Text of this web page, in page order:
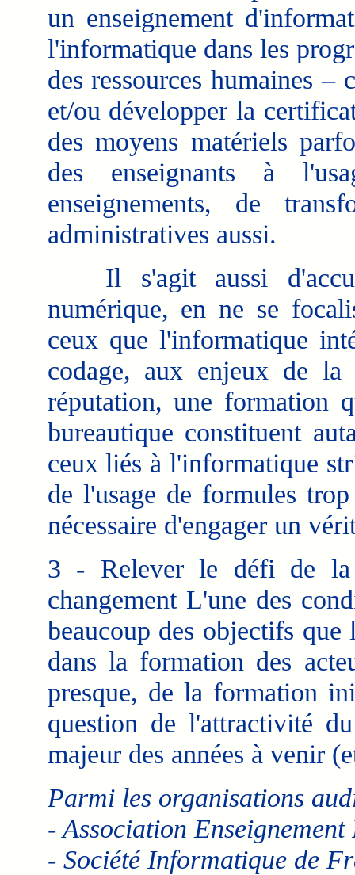
un enseignement
l'informatique dans les
des ressources humaines
et/ou développer la
des moyens matériels
des enseignants à
enseignements, de
administratives aussi.
Il s'agit aussi
numérique, en ne se
ceux que l'informatique
codage, aux enjeux de
réputation, une formation
bureautique constituent
ceux liés à l'informatique
de l'usage de formules
nécessaire d'engager un
3 - Relever le défi de
changement L'une des
beaucoup des objectifs
dans la formation des
presque, de la formation
question de l'attractivité
majeur des années à venir
Parmi les organisations
- Association
- Société Informatique de